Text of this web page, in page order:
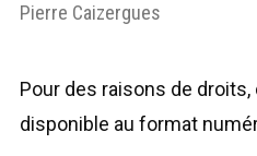
Pierre Caizergues
Pour des raisons de droits,
disponible au format